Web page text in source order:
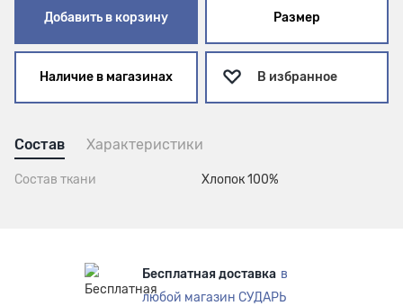
Добавить в корзину Размер
Наличие в магазинах В избранное
Состав Характеристики
Состав ткани Хлопок 100%
Бесплатная доставка в
любой магазин СУДАРЬ